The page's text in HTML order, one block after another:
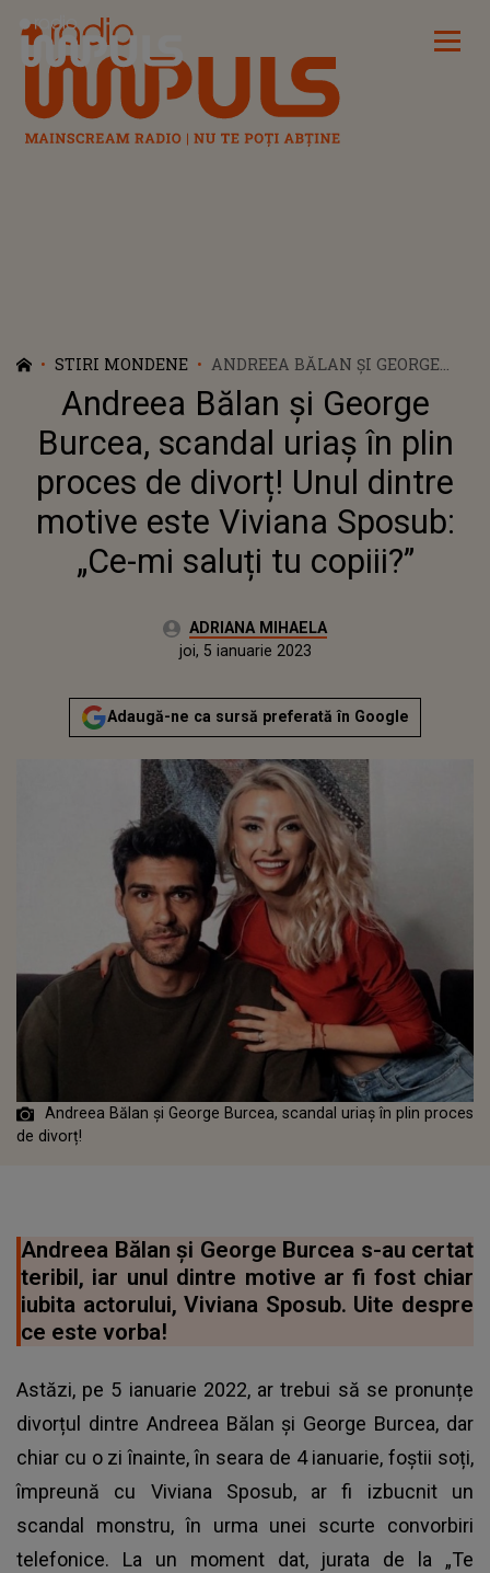
Radio Impuls
STIRI MONDENE
ANDREEA BĂLAN ȘI GEORGE
BURCEA, SCANDAL URIAȘ ÎN
PLIN PROCES DE DIVORȚ! UNUL
DINTRE MOTIVE ESTE VIVIANA
SPOSUB: „CE-MI SALUȚI TU
COPIII?”
Andreea Bălan și George
Burcea, scandal uriaș în plin
proces de divorț! Unul dintre
motive este Viviana Sposub:
„Ce-mi saluți tu copiii?”
Autor:ADRIANA MIHAELA
miercuri, 5 ianuarie 2022Actualizat:
joi, 5 ianuarie 2023
Adaugă-ne ca sursă preferată în Google
Andreea Bălan și George Burcea, scandal uriaș în plin proces
de divorț!
Andreea Bălan și George Burcea s-au certat
teribil, iar unul dintre motive ar fi fost chiar
iubita actorului, Viviana Sposub. Uite despre
ce este vorba!
Astăzi, pe 5 ianuarie 2022, ar trebui să se pronunțe
divorțul dintre Andreea Bălan și George Burcea, dar
chiar cu o zi înainte, în seara de 4 ianuarie, foștii soți,
împreună cu Viviana Sposub, ar fi izbucnit un
scandal monstru, în urma unei scurte convorbiri
telefonice. La un moment dat, jurata de la „Te